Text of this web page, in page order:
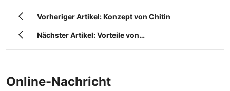
Vorheriger Artikel: Konzept von Chitin
Nächster Artikel: Vorteile von
Online-Nachricht